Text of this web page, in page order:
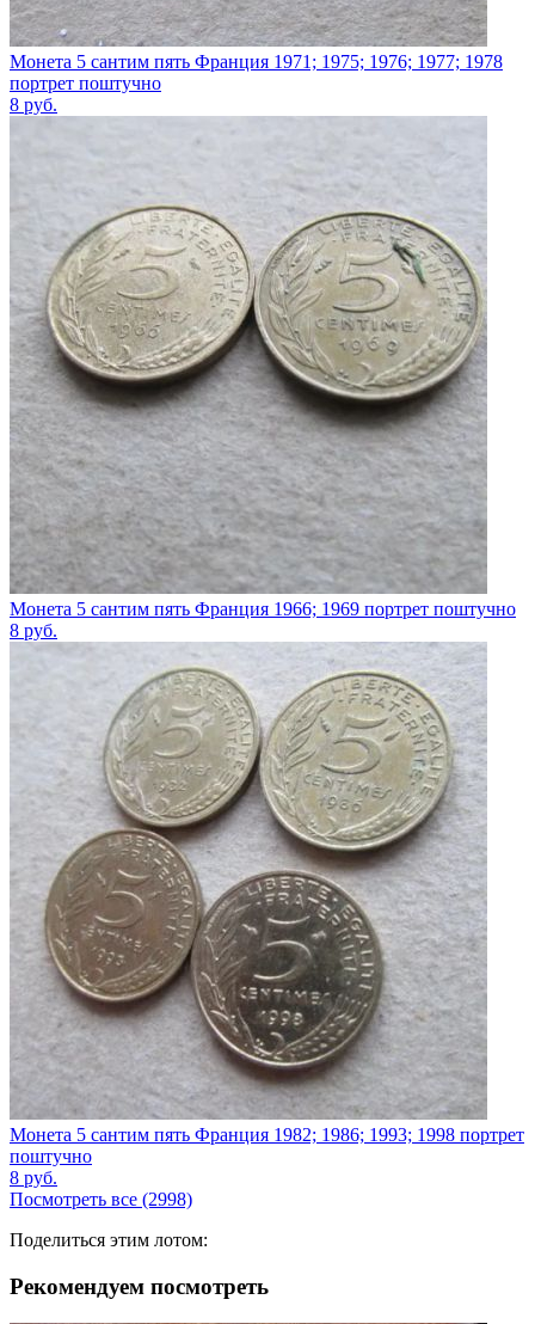
Монета 5 сантим пять Франция 1971; 1975; 1976; 1977; 1978
портрет поштучно
8 руб.
Монета 5 сантим пять Франция 1966; 1969 портрет поштучно
8 руб.
Монета 5 сантим пять Франция 1982; 1986; 1993; 1998 портрет
поштучно
8 руб.
Посмотреть все (2998)
Поделиться этим лотом:
Рекомендуем посмотреть